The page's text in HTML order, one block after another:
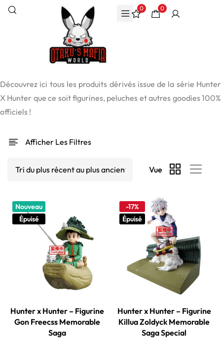
0 0
Découvrez ici tous les produits dérivés issue de la série Hunter
X Hunter que ce soit figurines, peluches et autres goodies 100%
officiels !
Afficher Les Filtres
Vue
Nouveau
Épuisé
Hunter x Hunter – Figurine
Gon Freecss Memorable
Saga
-17%
Épuisé
Hunter x Hunter – Figurine
Killua Zoldyck Memorable
Saga Special